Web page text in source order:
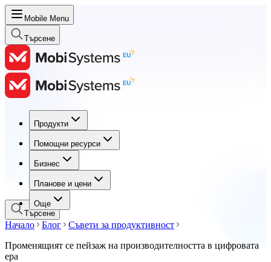
Mobile Menu
Търсене
Продукти
Помощни ресурси
Бизнес
Планове и цени
Още
Продукти
Помощни ресурси
Бизнес
Планове и цени
Търсене
Начало Блог
Съвети за продуктивност
Променящият се пейзаж на производителността в цифровата
ера